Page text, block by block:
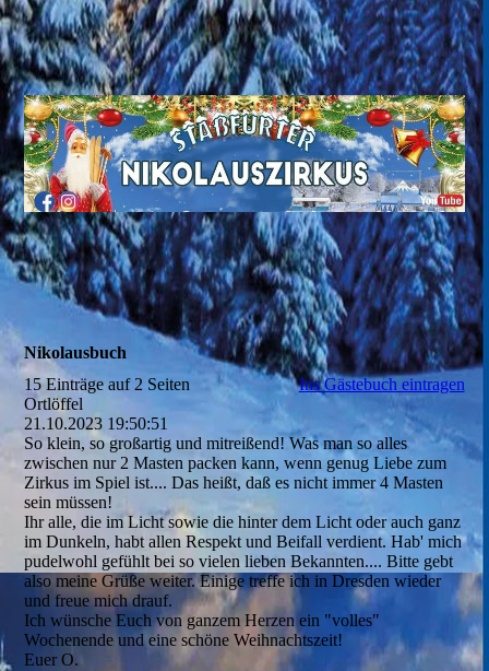
Nikolausbuch
15 Einträge auf 2 Seiten
Ins Gästebuch eintragen
Ortlöffel
21.10.2023 19:50:51
So klein, so großartig und mitreißend! Was man so alles
zwischen nur 2 Masten packen kann, wenn genug Liebe zum
Zirkus im Spiel ist.... Das heißt, daß es nicht immer 4 Masten
sein müssen!
Ihr alle, die im Licht sowie die hinter dem Licht oder auch ganz
im Dunkeln, habt allen Respekt und Beifall verdient. Hab' mich
pudelwohl gefühlt bei so vielen lieben Bekannten.... Bitte gebt
also meine Grüße weiter. Einige treffe ich in Dresden wieder
und freue mich drauf.
Ich wünsche Euch von ganzem Herzen ein "volles"
Wochenende und eine schöne Weihnachtszeit!
Euer O.